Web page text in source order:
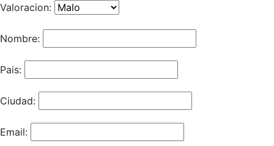
Valoracion:
Nombre:
Pais:
Ciudad:
Email: